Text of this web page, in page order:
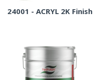
24001 - ACRYL 2K Finish